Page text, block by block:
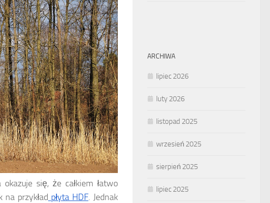
się, że całkiem łatwo
przykład płyta HDF. Jednak
ARCHIWA
lipiec 2026
luty 2026
listopad 2025
wrzesień 2025
sierpień 2025
lipiec 2025